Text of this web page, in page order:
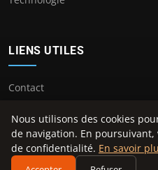
LIENS UTILES
Contact
© 2026
Nous utilisons des cookies
de navigation. En
de confidentialité. En savoir